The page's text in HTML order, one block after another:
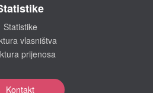
Statistike
vlasništva
prijenosa
Kontakt